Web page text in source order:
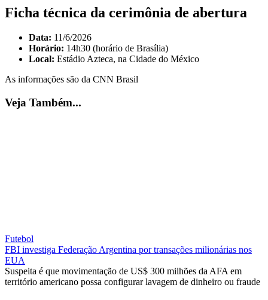
Ficha técnica da cerimônia de abertura
Data: 11/6/2026
Horário: 14h30 (horário de Brasília)
Local: Estádio Azteca, na Cidade do México
As informações são da CNN Brasil
Veja Também...
Futebol
FBI investiga Federação Argentina por transações milionárias nos
EUA
Suspeita é que movimentação de US$ 300 milhões da AFA em
território americano possa configurar lavagem de dinheiro ou fraude